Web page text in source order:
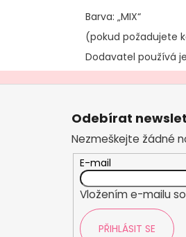
Barva: „MIX“
(pokud požadujete
Dodavatel používá
Z
Odebírat
Nezmeškejte žádné
E-mail
Vložením e-mailu
PŘIHLÁSIT SE